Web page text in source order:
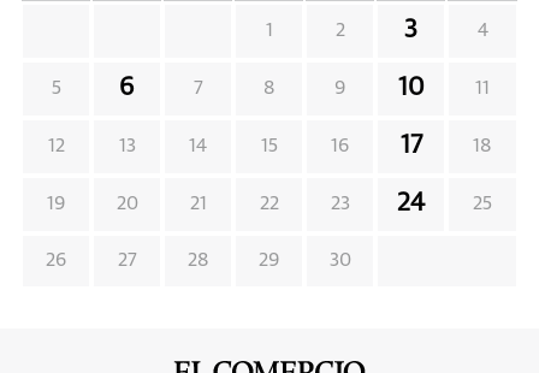
1 2 3 4
5 6 7 8 9 10 11
12 13 14 15 16 17 18
19 20 21 22 23 24 25
26 27 28 29 30